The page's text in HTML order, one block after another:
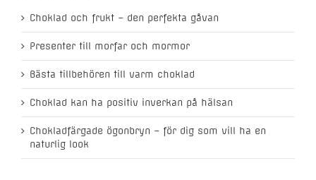
Choklad och frukt – den perfekta gåvan
Presenter till morfar och mormor
Bästa tillbehören till varm choklad
Choklad kan ha positiv inverkan på hälsan
Chokladfärgade ögonbryn – för dig som vill ha en
naturlig look